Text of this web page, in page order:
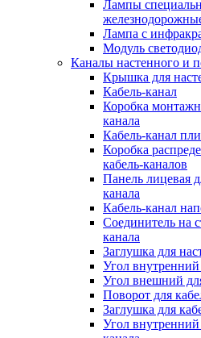
Лампы
Лампа с
Модуль
Каналы настенного и
Крышка для
Кабель-канал
Коробка
канала
Кабель-канал
Коробка
кабель-каналов
Панель лицевая
канала
Кабель-канал
Соединитель на
канала
Заглушка для
Угол внутренний
Угол внешний
Поворот для
Заглушка для
Угол внутренний